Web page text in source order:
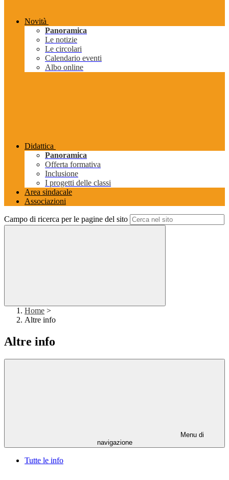
Novità
Panoramica
Le notizie
Le circolari
Calendario eventi
Albo online
Didattica
Panoramica
Offerta formativa
Inclusione
I progetti delle classi
Area sindacale
Associazioni
Campo di ricerca per le pagine del sito
Home >
Altre info
Altre info
Menu di
navigazione
Tutte le info